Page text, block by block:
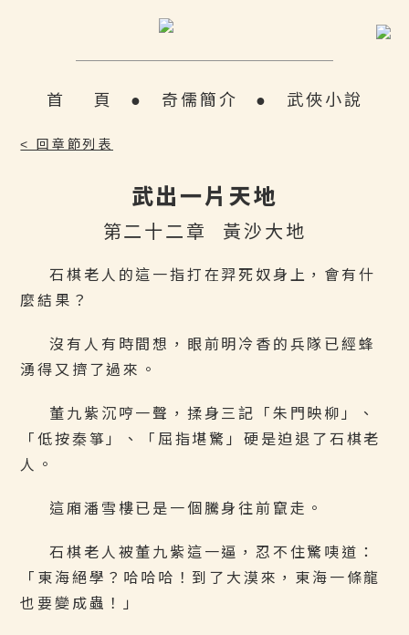
首 頁 ● 奇儒簡介 ● 武俠小說
< 回章節列表
武出一片天地
第二十二章 黃沙大地
石棋老人的這一指打在羿死奴身上，會有什
麼結果？
沒有人有時間想，眼前明冷香的兵隊已經蜂
湧得又擠了過來。
董九紫沉哼一聲，揉身三記「朱門映柳」、
「低按秦箏」、「屈指堪驚」硬是迫退了石棋老
人。
這廂潘雪樓已是一個騰身往前竄走。
石棋老人被董九紫這一逼，忍不住驚咦道：
「東海絕學？哈哈哈！到了大漠來，東海一條龍
也要變成蟲！」